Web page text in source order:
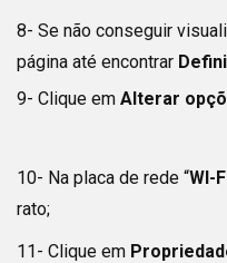
8- Se não conseguir
página até encontrar
9- Clique em Alterar
10- Na placa de rede “WI-
rato;
11- Clique em